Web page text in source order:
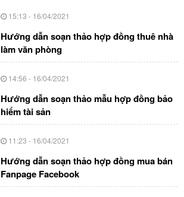
15:13 - 16/04/2021
Hướng dẫn soạn thảo hợp đồng thuê nhà
làm văn phòng
14:56 - 16/04/2021
Hướng dẫn soạn thảo mẫu hợp đồng bảo
hiểm tài sản
11:23 - 16/04/2021
Hướng dẫn soạn thảo hợp đồng mua bán
Fanpage Facebook